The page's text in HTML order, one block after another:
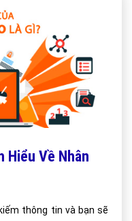
Hiểu Về Nhân
thông tin và bạn sẽ